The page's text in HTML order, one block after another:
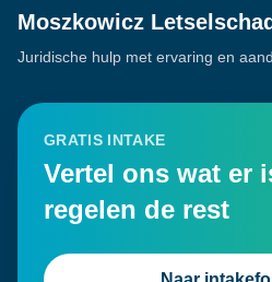
Moszkowicz
Juridische hulp met ervaring en
GRATIS INTAKE
Vertel ons wat er
regelen de rest